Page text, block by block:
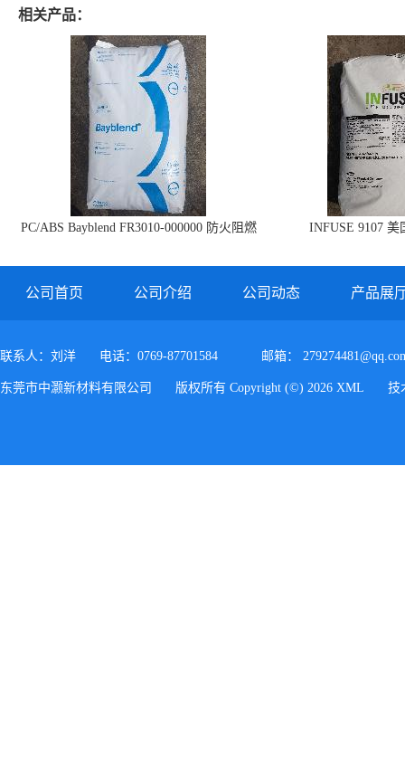
相关产品：
PC/ABS Bayblend FR3010-000000 防火阻燃
INFUSE 9107 美
公司首页 公司介绍 公司动态 产品展
联系人：刘洋 电话：0769-87701584 邮箱：
东莞市中灏新材料有限公司 版权所有 Copyright (©) 2026 XML 技